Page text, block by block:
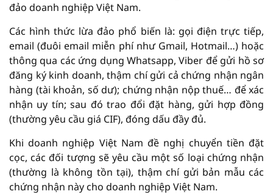
đảo doanh nghiệp Việt Nam.
Các hình thức lừa đảo phổ biến là: gọi điện trực tiếp,
email (đuôi email miễn phí như Gmail, Hotmail…) hoặc
thông qua các ứng dụng Whatsapp, Viber để gửi hồ sơ
đăng ký kinh doanh, thậm chí gửi cả chứng nhận ngân
hàng (tài khoản, số dư); chứng nhận nộp thuế… để xác
nhận uy tín; sau đó trao đổi đặt hàng, gửi hợp đồng
(thường yêu cầu giá CIF), đóng dấu đầy đủ.
Khi doanh nghiệp Việt Nam đề nghị chuyển tiền đặt
cọc, các đối tượng sẽ yêu cầu một số loại chứng nhận
(thường là không tồn tại), thậm chí gửi bản mẫu các
chứng nhận này cho doanh nghiệp Việt Nam.